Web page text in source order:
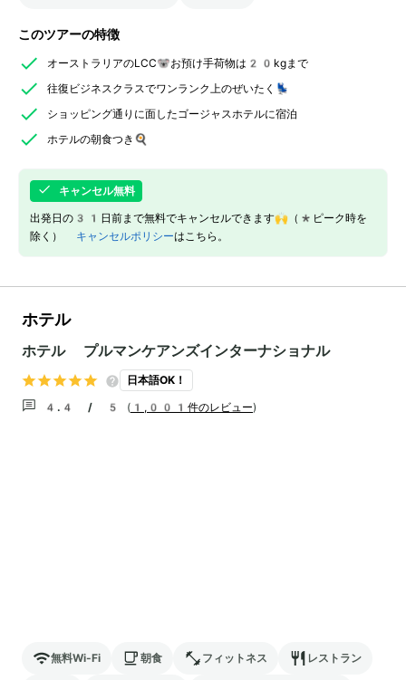
このツアーの特徴
オーストラリアのLCC🐨お預け手荷物は20kgまで
往復ビジネスクラスでワンランク上のぜいたく💺
ショッピング通りに面したゴージャスホテルに宿泊
ホテルの朝食つき🍳
キャンセル無料
出発日の31日前まで無料でキャンセルできます🙌（*ピーク時を
除く） キャンセルポリシーはこちら。
ホテル
ホテル プルマンケアンズインターナショナル
日本語OK！
4.4 / 5 ( 1,001件のレビュー)
無料Wi-Fi 朝食 フィットネス レストラン